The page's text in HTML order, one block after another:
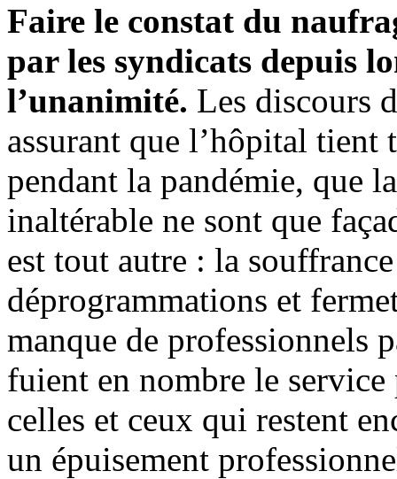
Faire le constat du
par les syndicats depuis
l’unanimité. Les discours
assurant que l’hôpital
pendant la pandémie, que
inaltérable ne sont que
est tout autre : la
déprogrammations et
manque de professionnels
fuient en nombre le
celles et ceux qui restent
un épuisement